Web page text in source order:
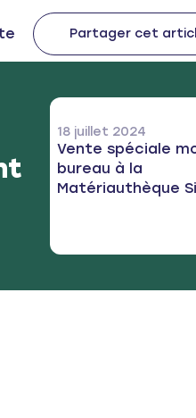
Partager cet
18 juillet 2024
Vente spéciale
bureau à la
Matériauthèque